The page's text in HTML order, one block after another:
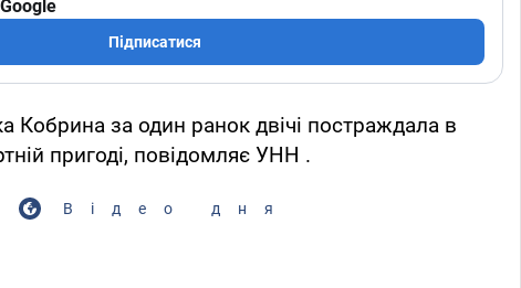
Підписатися
Кобрина за один ранок двічі постраждала в
пригоді, повідомляє УНН .
Відео дня